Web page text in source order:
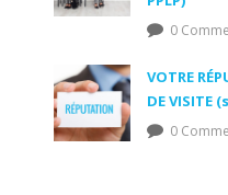
0
VOTRE
DE VISITE
0